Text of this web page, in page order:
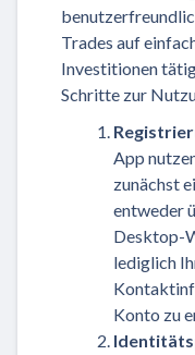
Trades auf
Investitionen
Schritte zur
App
zunächst
entweder
Desktop-
lediglich
Konto zu